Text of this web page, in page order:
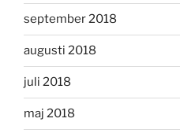
september 2018
augusti 2018
juli 2018
maj 2018